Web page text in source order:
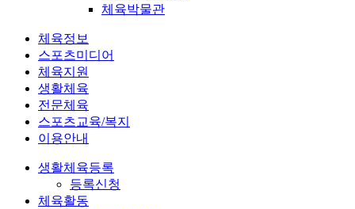
체육박물관
체육정보
스포츠미디어
체육지원
생활체육
전문체육
스포츠교육/복지
이용안내
생활체육등록
등록신청
체육활동